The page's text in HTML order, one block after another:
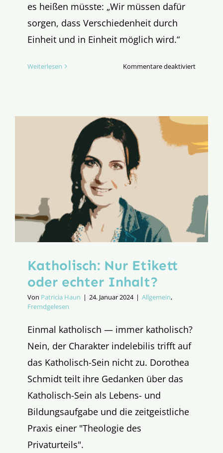
es heißen müsste: „Wir müssen dafür
sorgen, dass Verschiedenheit durch
Einheit und in Einheit möglich wird.“
Weiterlesen Kommentare deaktiviertfür
und
Katholisch: Nur Etikett
oder echter Inhalt?
Von Patricia Haun | 24. Januar 2024 | Allgemein,
Fremdgelesen
Einmal katholisch — immer katholisch?
Nein, der Charakter indelebilis trifft auf
das Katholisch-Sein nicht zu. Dorothea
Schmidt teilt ihre Gedanken über das
Katholisch-Sein als Lebens- und
Bildungsaufgabe und die zeitgeistliche
Praxis einer "Theologie des
Privaturteils".